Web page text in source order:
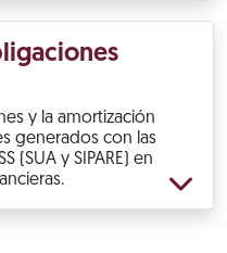
y la amortización
generados con las
(SUA y SIPARE) en